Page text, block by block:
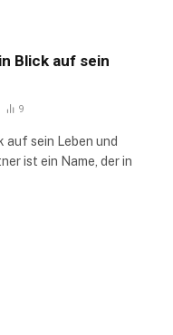
Blick auf sein
9
auf sein Leben und
ist ein Name, der in